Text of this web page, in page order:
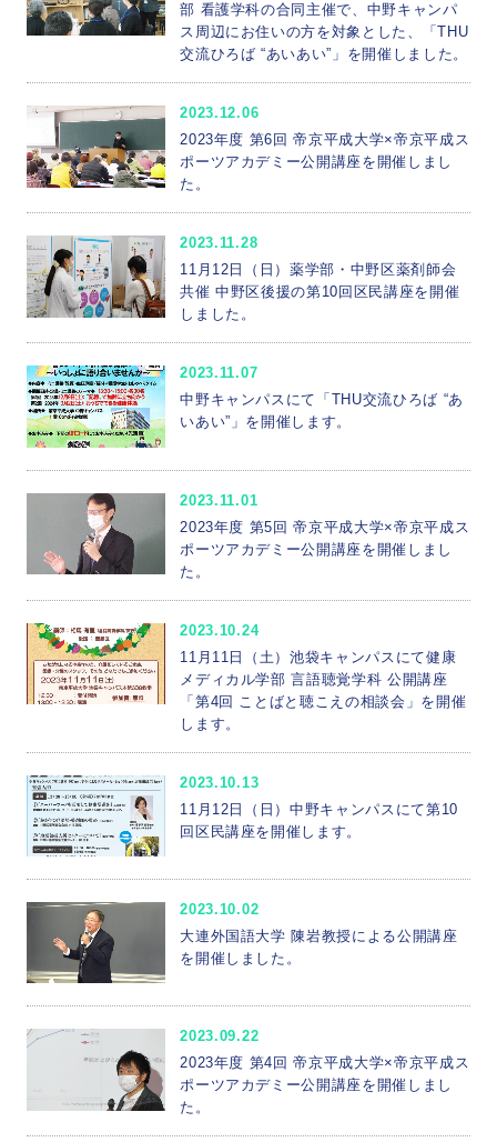
部 看護学科の合同主催で、中野キャンパ
ス周辺にお住いの方を対象とした、「THU
交流ひろば “あいあい”」を開催しました。
2023.12.06
2023年度 第6回 帝京平成大学×帝京平成ス
ポーツアカデミー公開講座を開催しまし
た。
2023.11.28
11月12日（日）薬学部・中野区薬剤師会
共催 中野区後援の第10回区民講座を開催
しました。
2023.11.07
中野キャンパスにて「THU交流ひろば “あ
いあい”」を開催します。
2023.11.01
2023年度 第5回 帝京平成大学×帝京平成ス
ポーツアカデミー公開講座を開催しまし
た。
2023.10.24
11月11日（土）池袋キャンパスにて健康
メディカル学部 言語聴覚学科 公開講座
「第4回 ことばと聴こえの相談会」を開催
します。
2023.10.13
11月12日（日）中野キャンパスにて第10
回区民講座を開催します。
2023.10.02
大連外国語大学 陳岩教授による公開講座
を開催しました。
2023.09.22
2023年度 第4回 帝京平成大学×帝京平成ス
ポーツアカデミー公開講座を開催しまし
た。